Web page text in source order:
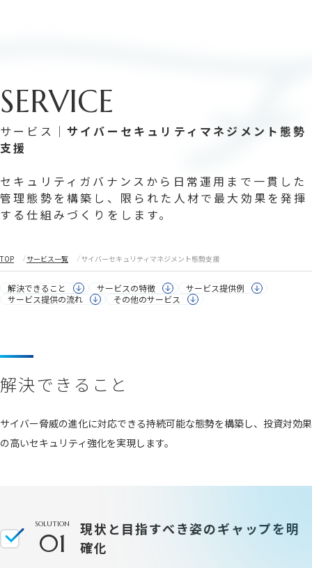
サービス
デジタル・ガバナンス
サイバーセキュリティ
レギュラトリ―・アドバイザリー
リスク・コンプライアンス デジタルソリューション
プロフェッショナル人材サービス
お問い合わせ
プライバシーポリシー
採用情報
TOP サービス一覧 サイバーセキュリティマネジメント態勢支援
SERVICE
サービス｜ サイバーセキュリティマネジメント態勢
支援
セキュリティガバナンスから日常運用まで一貫した
管理態勢を構築し、限られた人材で最大効果を発揮
する仕組みづくりをします。
解決できること サービスの特徴
サービス提供例
サービス提供の流れ
その他のサービス
解決できること
サイバー脅威の進化に対応できる持続可能な態勢を構築し、投資対効果
の高いセキュリティ強化を実現します。
SOLUTION
01
現状と目指すべき姿のギャップを明
確化